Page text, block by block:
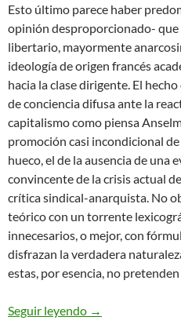
Esto último parece haber
opinión desproporcionado-
libertario, mayormente
ideología de origen francés
hacia la clase dirigente. El
de conciencia difusa ante la
capitalismo como piensa
promoción casi incondicional
hueco, el de la ausencia de una
convincente de la crisis actual
crítica sindical-anarquista. No
teórico con un torrente
innecesarios, o mejor, con
disfrazan la verdadera
estas, por esencia, no
Seguir leyendo De la ideología
→